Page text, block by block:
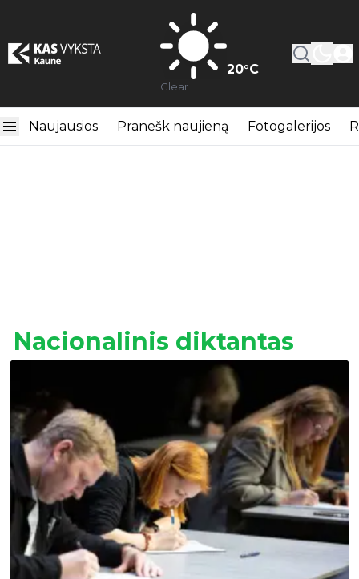
20°C
Clear
Naujausios Pranešk naujieną Fotogalerijos
Nacionalinis diktantas